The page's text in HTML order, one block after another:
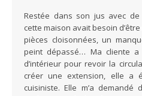
Restée dans son jus avec de beaux matériaux d’origine,
cette maison avait besoin
pièces cloisonnées, un
peint dépassé… Ma cliente
d’intérieur pour revoir la
créer une extension, elle a
cuisiniste. Elle m’a demandé